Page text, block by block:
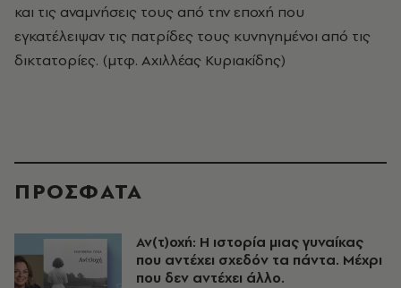
και τις αναμνήσεις τους από την εποχή που
εγκατέλειψαν τις πατρίδες τους κυνηγημένοι από τις
δικτατορίες. (μτφ. Αχιλλέας Κυριακίδης)
ΠΡΟΣΦΑΤΑ
Αν(τ)οχή: Η ιστορία μιας γυναίκας
που αντέχει σχεδόν τα πάντα. Μέχρι
που δεν αντέχει άλλο.